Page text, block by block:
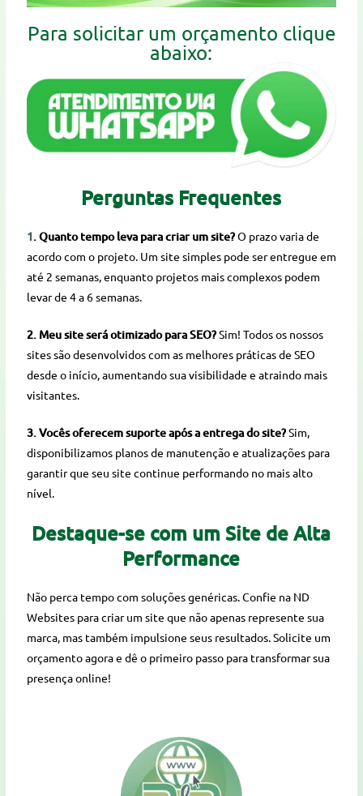
Para solicitar um orçamento clique
abaixo:
Perguntas Frequentes
1. Quanto tempo leva para criar um site?O prazo varia de
acordo com o projeto. Um site simples pode ser entregue em
até 2 semanas, enquanto projetos mais complexos podem
levar de 4 a 6 semanas.
2. Meu site será otimizado para SEO?Sim! Todos os nossos
sites são desenvolvidos com as melhores práticas de SEO
desde o início, aumentando sua visibilidade e atraindo mais
visitantes.
3. Vocês oferecem suporte após a entrega do site?Sim,
disponibilizamos planos de manutenção e atualizações para
garantir que seu site continue performando no mais alto
nível.
Destaque-se com um Site de Alta
Performance
Não perca tempo com soluções genéricas. Confie na ND
Websites para criar um site que não apenas represente sua
marca, mas também impulsione seus resultados. Solicite um
orçamento agora e dê o primeiro passo para transformar sua
presença online!